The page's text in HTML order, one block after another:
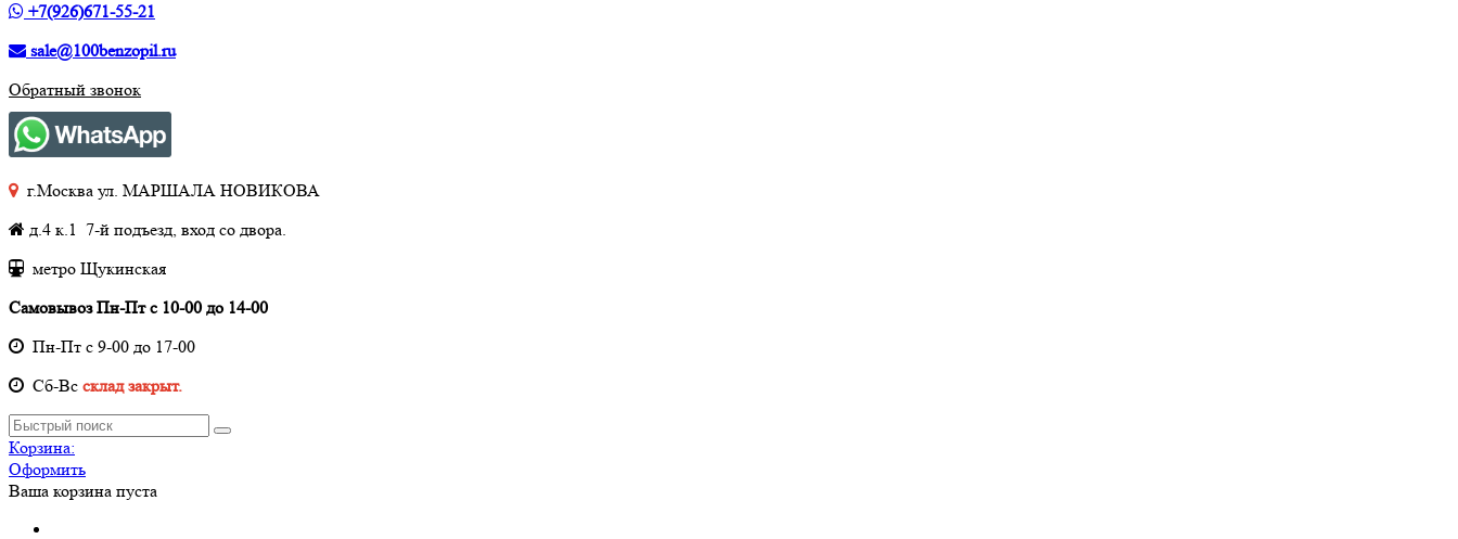
+7(926)671-55-21
sale@100benzopil.ru
Обратный звонок
г.Москва ул. МАРШАЛА НОВИКОВА
д.4 к.1 7-й подъезд, вход со двора.
метро Щукинская
Самовывоз Пн-Пт с 10-00 до 14-00
Пн-Пт с 9-00 до 17-00
Cб-Вс склад закрыт.
Корзина:
Оформить
Ваша корзина пуста